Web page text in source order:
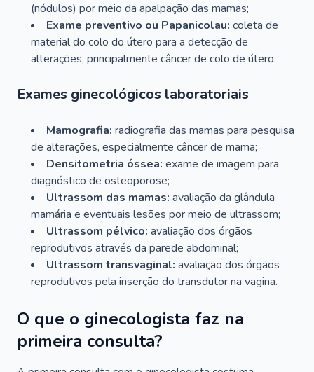
(nódulos) por meio da apalpação das mamas;
Exame preventivo ou Papanicolau: coleta de
material do colo do útero para a detecção de
alterações, principalmente câncer de colo de útero.
Exames ginecológicos laboratoriais
Mamografia: radiografia das mamas para pesquisa
de alterações, especialmente câncer de mama;
Densitometria óssea: exame de imagem para
diagnóstico de osteoporose;
Ultrassom das mamas: avaliação da glândula
mamária e eventuais lesões por meio de ultrassom;
Ultrassom pélvico: avaliação dos órgãos
reprodutivos através da parede abdominal;
Ultrassom transvaginal: avaliação dos órgãos
reprodutivos pela inserção do transdutor na vagina.
O que o ginecologista faz na
primeira consulta?